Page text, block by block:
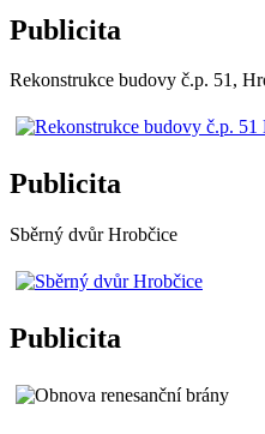
Publicita
Rekonstrukce budovy č.p. 51,
Publicita
Sběrný dvůr Hrobčice
Publicita